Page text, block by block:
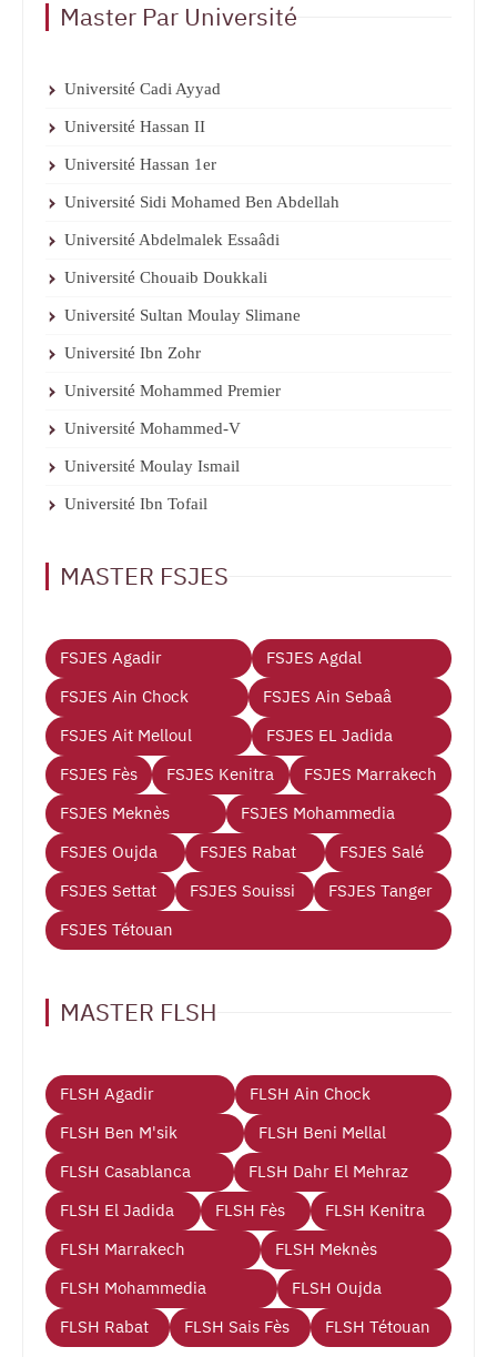
Master Par Université
Université Cadi Ayyad
Université Hassan II
Université Hassan 1er
Université Sidi Mohamed Ben Abdellah
Université Abdelmalek Essaâdi
Université Chouaib Doukkali
Université Sultan Moulay Slimane
Université Ibn Zohr
Université Mohammed Premier
Université Mohammed-V
Université Moulay Ismail
Université Ibn Tofail
MASTER FSJES
FSJES Agadir
FSJES Agdal
FSJES Ain Chock
FSJES Ain Sebaâ
FSJES Ait Melloul
FSJES EL Jadida
FSJES Fès
FSJES Kenitra
FSJES Marrakech
FSJES Meknès
FSJES Mohammedia
FSJES Oujda
FSJES Rabat
FSJES Salé
FSJES Settat
FSJES Souissi
FSJES Tanger
FSJES Tétouan
MASTER FLSH
FLSH Agadir
FLSH Ain Chock
FLSH Ben M'sik
FLSH Beni Mellal
FLSH Casablanca
FLSH Dahr El Mehraz
FLSH El Jadida
FLSH Fès
FLSH Kenitra
FLSH Marrakech
FLSH Meknès
FLSH Mohammedia
FLSH Oujda
FLSH Rabat
FLSH Sais Fès FLSH Tétouan